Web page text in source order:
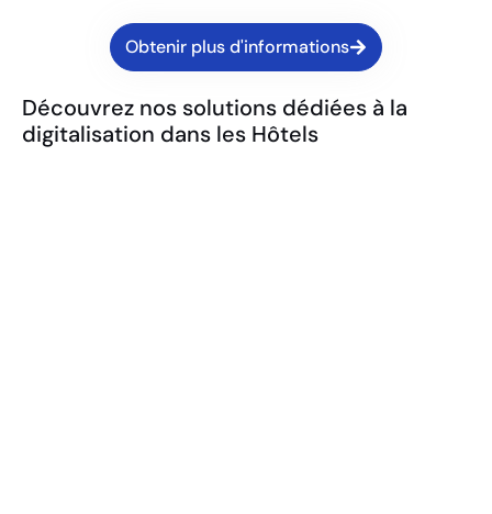
Obtenir plus d'informations
Découvrez nos solutions dédiées à la
digitalisation dans les Hôtels